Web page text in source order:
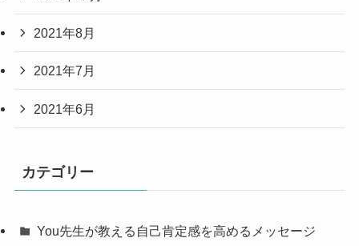
2021年8月
2021年7月
2021年6月
カテゴリー
You先生が教える自己肯定感を高めるメッセージ